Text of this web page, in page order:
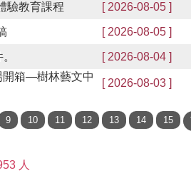
驗教育課程 [ 2026-08-05 ]
[ 2026-08-05 ]
[ 2026-08-04 ]
開箱—樹林藝文中
[ 2026-08-03 ]
人